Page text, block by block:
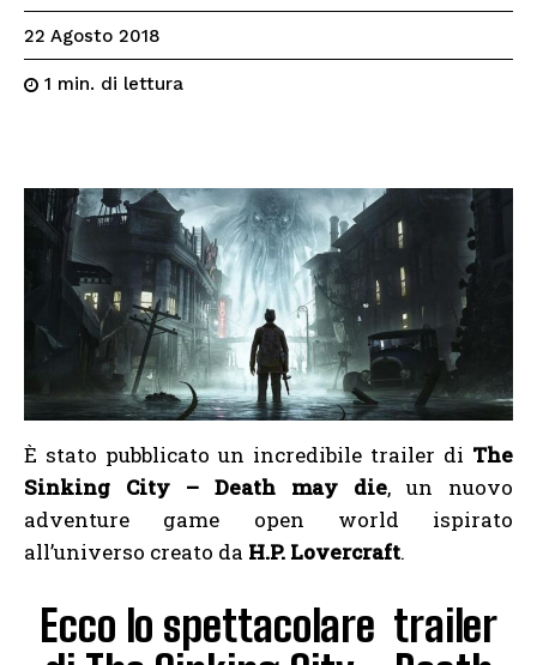
22 Agosto 2018
1 min. di lettura
È stato pubblicato un incredibile trailer di The
Sinking City – Death may die, un nuovo
adventure game open world ispirato
all’universo creato da H.P. Lovercraft.
Ecco lo spettacolare trailer